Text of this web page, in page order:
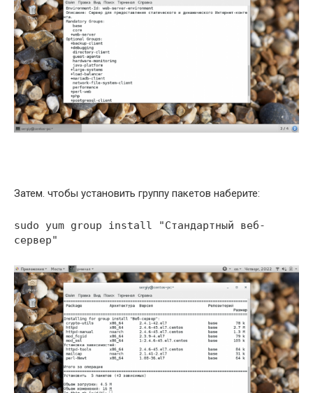
Затем. чтобы установить группу пакетов наберите:
sudo yum group install "Стандартный веб-
сервер"